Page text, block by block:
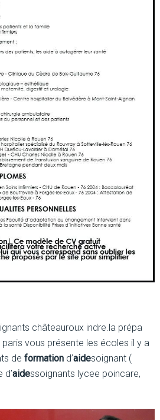
châteauroux indre.la prépa
vous présente les écoles il y a
de formationd’aidesoignant (
aidessoignants lycee poincare,